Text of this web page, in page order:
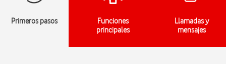
Primeros pasos
Funciones
principales
Llamadas y
mensajes